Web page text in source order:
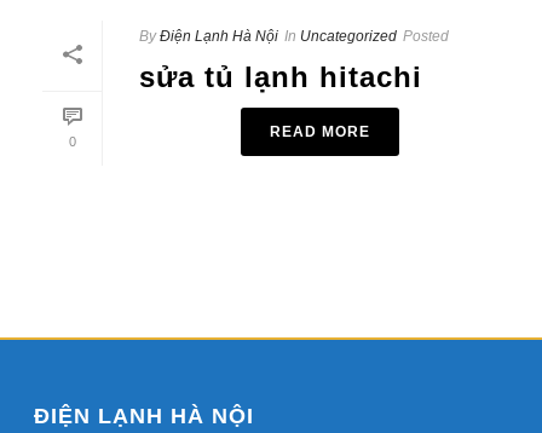
0
By Điện Lạnh Hà Nội In Uncategorized Posted
sửa tủ lạnh hitachi
READ MORE
ĐIỆN LẠNH HÀ NỘI